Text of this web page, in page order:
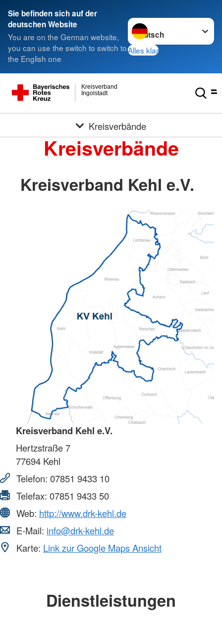
Sie befinden sich auf der
deutschen Website
You are on the German website,
you can use the switch to switch to
the English one
Sprache wechseln zu
Alles klar
Ingolstadt
Kreisverband
Kreisverbände
Kreisverbände
Kreisverband Kehl e.V.
Kreisverband Kehl e.V.
Hertzstraße 7
77694 Kehl
Telefon: 07851 9433 10
Telefax: 07851 9433 50
Web: http://www.drk-kehl.de
E-Mail: info@drk-kehl.de
Karte: Link zur Google Maps Ansicht
Dienstleistungen